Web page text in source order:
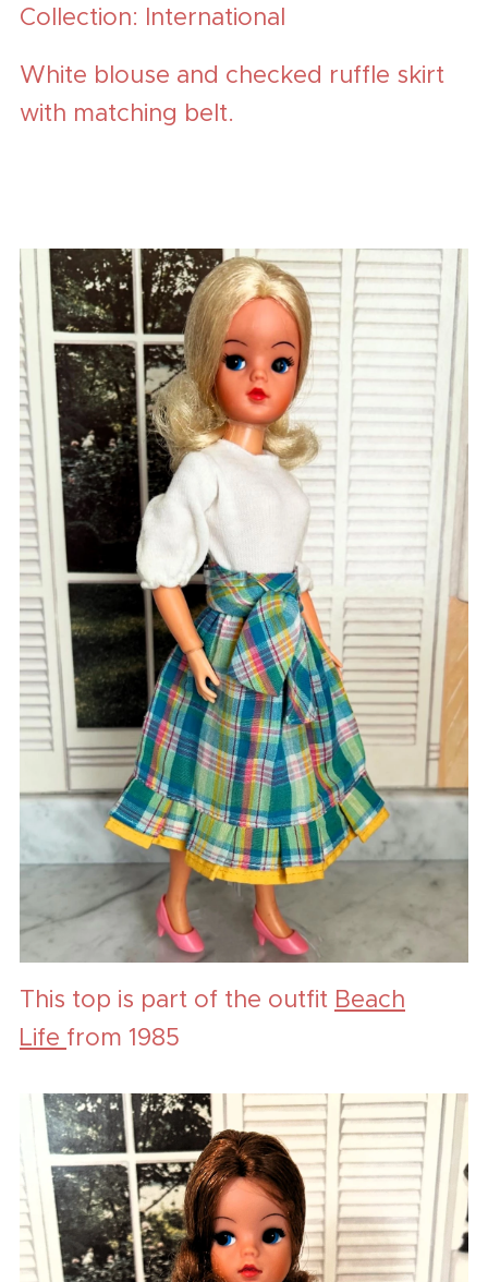
Collection: International
White blouse and checked ruffle skirt
with matching belt.
This top is part of the outfit Beach
Life from 1985